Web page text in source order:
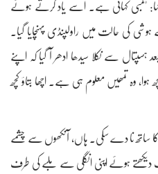
"لمبی کہانی ہے۔ اسے یاد کرتے ہوئے
کی حالت میں راولپنڈی پہنچایا گیا۔
سے نکلا سیدھا ادھر آ گیا کہ اپنے
ہوا، وہ تمھیں معلوم ہی ہے۔ اچھا بتاؤ کچھ
ساتھ نا دے سکی۔ ہاں، آنکھوں سے چشمے
ہوئے اپنی انگلی سے ملبے کی طرف